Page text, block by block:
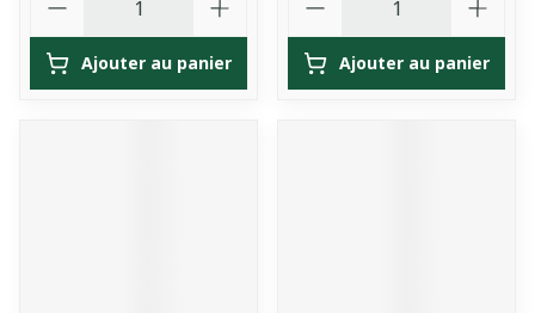
Ajouter au panier Ajouter au panier